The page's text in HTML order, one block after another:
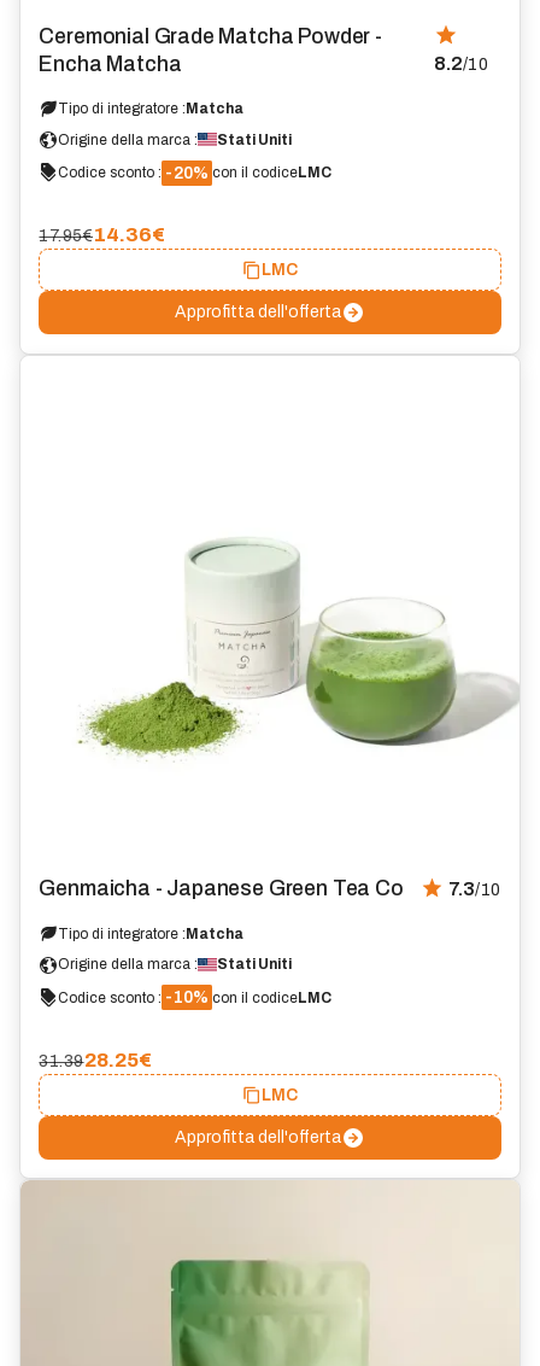
Ceremonial Grade Matcha Powder -
Encha Matcha
8.2/10
Tipo di integratore :Matcha
Origine della marca :
Stati Uniti
Codice sconto : -20% con il codiceLMC
17.95€14.36€
LMC
Approfitta dell'offerta
Genmaicha - Japanese Green Tea Co 7.3/10
Tipo di integratore :Matcha
Origine della marca :
Stati Uniti
Codice sconto : -10% con il codiceLMC
31.3928.25€
LMC
Approfitta dell'offerta